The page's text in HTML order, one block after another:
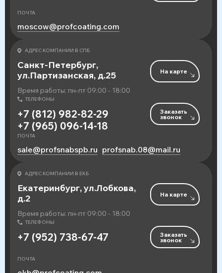
ПОЧТА
moscow@profcoating.com
АДРЕС КОМПАНИИ В СПБ
Санкт-Петербург,
ул.Партизанская, д.25
Время работы: пн-пт 09:00 - 18:00
На карте
ТЕЛЕФОНЫ
+7 (812) 982-82-29
+7 (965) 096-14-18
Заказать
звонок
ПОЧТА
sale@profsnabspb.ru profsnab.08@mail.ru
АДРЕС КОМПАНИИ В ЕКБ
Екатеринбург, ул.Лобкова,
д.2
Время работы: пн-пт 09:00 - 18:00
На карте
ТЕЛЕФОНЫ
+7 (952) 738-67-47 Заказать
звонок
ПОЧТА